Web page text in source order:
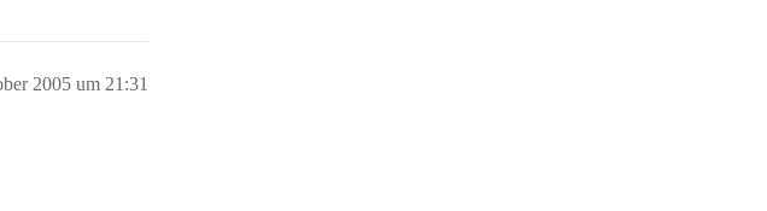
2005 um 21:31